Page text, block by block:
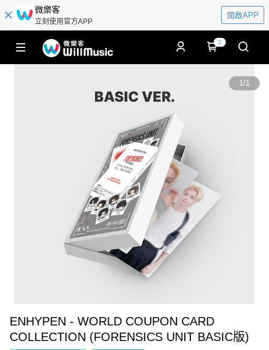
微樂客
立刻使用官方APP
開啟APP
0
1/1
ENHYPEN - WORLD COUPON CARD
COLLECTION (FORENSICS UNIT BASIC版)